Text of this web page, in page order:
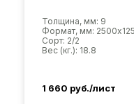
Толщина, мм: 9
Формат, мм:
Сорт: 2/2
Вес (кг.): 18.8
1 660 руб./лист